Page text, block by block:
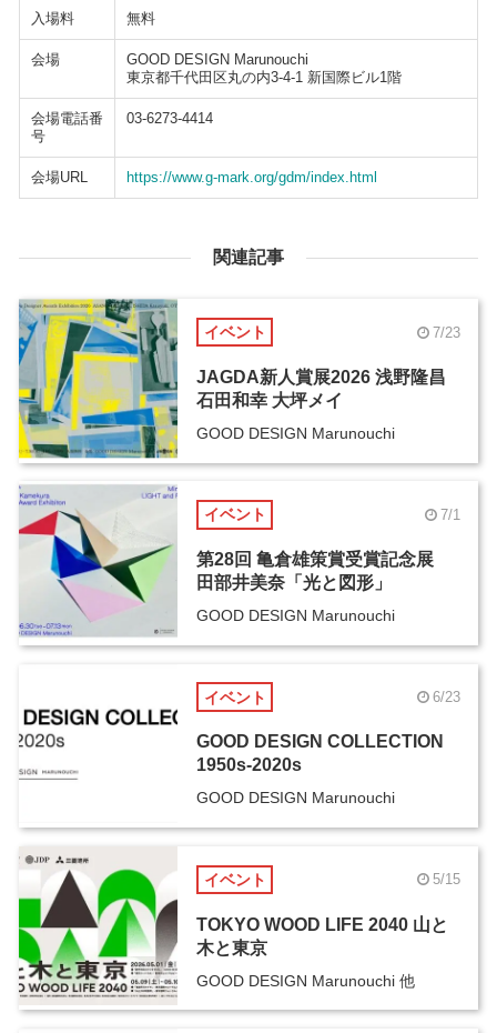
入場料 無料
会場
GOOD DESIGN Marunouchi
東京都千代田区丸の内3-4-1 新国際ビル1階
会場電話番
号
03-6273-4414
会場URL https://www.g-mark.org/gdm/index.html
関連記事
イベント 7/23
JAGDA新人賞展2026 浅野隆昌
石田和幸 大坪メイ
GOOD DESIGN Marunouchi
イベント 7/1
第28回 亀倉雄策賞受賞記念展
田部井美奈「光と図形」
GOOD DESIGN Marunouchi
イベント 6/23
GOOD DESIGN COLLECTION
1950s-2020s
GOOD DESIGN Marunouchi
イベント 5/15
TOKYO WOOD LIFE 2040 山と
木と東京
GOOD DESIGN Marunouchi 他